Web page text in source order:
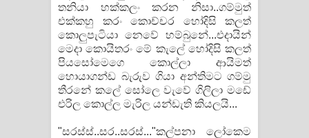
තනියා හක්කලං කරන නිසා..ගම්මුත්
එක්කහු කරං කොච්චර හෝදිසි කලත්
කොලුපැටියා නෙවේ හම්බුනේ...එදායින්
මෙදා කොයිතරං මේ කැලේ හෝදිසි කලත්
පියසෝමෙගෙ කොල්ලා ආයිමත්
හොයාගන්ඩ බැරුව ගියා අන්තිමට ගම්මු
තීරනේ කලේ සෝලෙ වැවේ ගිලිලා මඩේ
එරිල කොල්ල මැරිල යන්ඩැති කියලයි...
"සරස්ස්..සර..සරස්..."කල්පනා ලෝකෙම